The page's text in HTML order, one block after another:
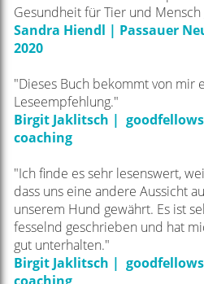
Gesundheit für Tier und Mensch
Sandra Hiendl | Passauer
2020
"Dieses Buch bekommt von mir
Leseempfehlung."
Birgit Jaklitsch |
coaching
"Ich finde es sehr lesenswert,
dass uns eine andere Aussicht
unserem Hund gewährt. Es ist
fesselnd geschrieben und hat
gut unterhalten."
Birgit Jaklitsch |